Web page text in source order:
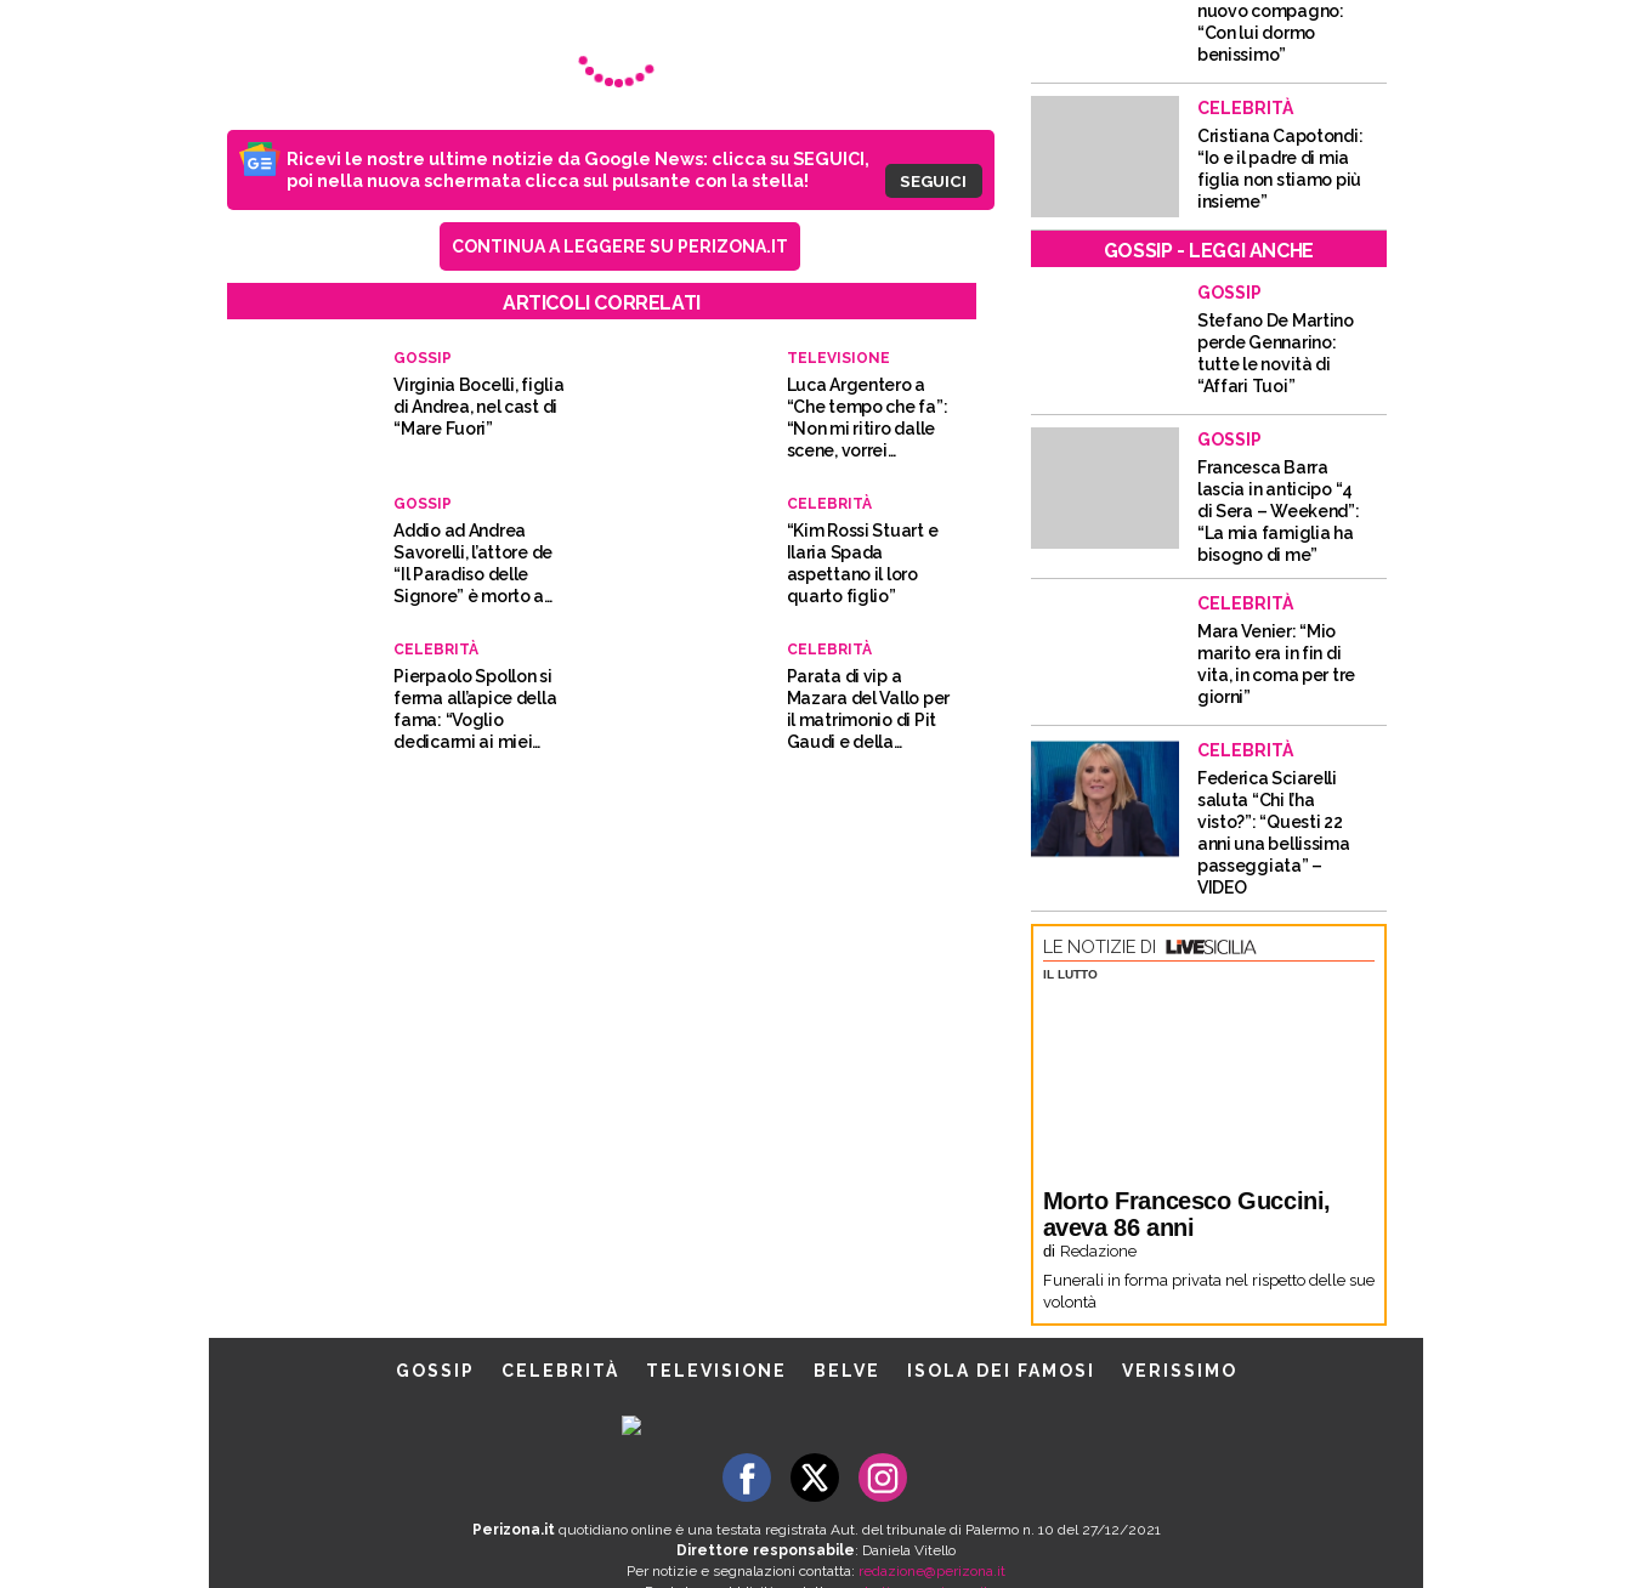
Ricevi le nostre ultime notizie da Google News: clicca su SEGUICI,
poi nella nuova schermata clicca sul pulsante con la stella!
SEGUICI
CONTINUA A LEGGERE SU PERIZONA.IT
ARTICOLI CORRELATI
GOSSIP
Virginia Bocelli, figlia
di Andrea, nel cast di
“Mare Fuori”
TELEVISIONE
Luca Argentero a
“Che tempo che fa”:
“Non mi ritiro dalle
scene, vorrei
GOSSIP
Addio ad Andrea
Savorelli, l’attore de
“Il Paradiso delle
Signore” è morto a
CELEBRITÀ
“Kim Rossi Stuart e
Ilaria Spada
aspettano il loro
quarto figlio”
CELEBRITÀ
Pierpaolo Spollon si
ferma all’apice della
fama: “Voglio
dedicarmi ai miei
CELEBRITÀ
Parata di vip a
Mazara del Vallo per
il matrimonio di Pit
Gaudi e della
nuovo compagno:
“Con lui dormo
benissimo”
CELEBRITÀ
Cristiana Capotondi:
“Io e il padre di mia
figlia non stiamo più
insieme”
GOSSIP - LEGGI ANCHE
GOSSIP
Stefano De Martino
perde Gennarino:
tutte le novità di
“Affari Tuoi”
GOSSIP
Francesca Barra
lascia in anticipo “4
di Sera – Weekend”:
“La mia famiglia ha
bisogno di me”
CELEBRITÀ
Mara Venier: “Mio
marito era in fin di
vita, in coma per tre
giorni”
CELEBRITÀ
Federica Sciarelli
saluta “Chi l’ha
visto?”: “Questi 22
anni una bellissima
passeggiata” –
VIDEO
LE NOTIZIE DI
IL LUTTO
Morto Francesco Guccini,
aveva 86 anni
di Redazione
Funerali in forma privata nel rispetto delle sue
volontà
GOSSIP CELEBRITÀ TELEVISIONE BELVE ISOLA DEI FAMOSI VERISSIMO
Perizona.itquotidiano online è una testata registrata Aut. del tribunale di Palermo n. 10 del 27/12/2021
Direttore responsabile: Daniela Vitello
Per notizie e segnalazioni contatta: redazione@perizona.it